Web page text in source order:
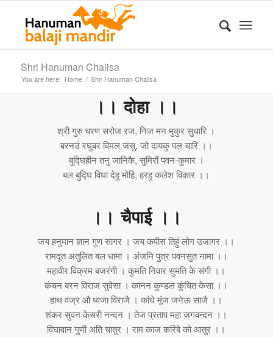
Shri Hanuman Chalisa
You are here: Home / Shri Hanuman Chalisa
।। दोहा ।।
श्री गुरु चरण सरोज रज, निज मन मुकुर सुधारि ।
बरनउं रघुबर विमल जसु, जो दायकु पल चारि ।।
बुद्घिहीन तनु जानिकै, सुमिरौं पवन-कुमार ।
बल बुद्घि विघा देहु मोहि, हरहु कलेश विकार ।।
।। चैपाई ।।
जय हनुमान ज्ञान गुण सागर । जय कपीस तिहुं लोग उजागर ।।
रामदूत अतुलित बल धामा । अंजनि पुत्र पवनसुत नामा ।।
महावीर विक्रम बजरंगी । कुमति निवार सुमति के संगी ।।
कंचन बरन विराज सुवेसा । कानन कुण्डल कुंचित केसा ।।
हाथ वज्र औ ध्वजा विराजै । कांधे मूंज जनेऊ साजै ।।
शंकर सुवन केसरी नन्दन । तेज प्रताप महा जगवन्दन ।।
विघावान गुणी अति चातुर । राम काज करिबे को आतुर ।।